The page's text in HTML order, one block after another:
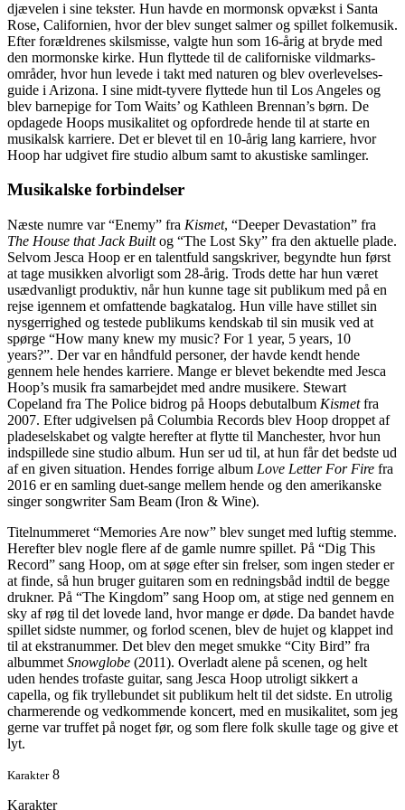
djævelen i sine tekster. Hun havde en mormonsk opvækst i Santa
Rose, Californien, hvor der blev sunget salmer og spillet folkemusik.
Efter forældrenes skilsmisse, valgte hun som 16-årig at bryde med
den mormonske kirke. Hun flyttede til de californiske vildmarks-
områder, hvor hun levede i takt med naturen og blev overlevelses-
guide i Arizona. I sine midt-tyvere flyttede hun til Los Angeles og
blev barnepige for Tom Waits’ og Kathleen Brennan’s børn. De
opdagede Hoops musikalitet og opfordrede hende til at starte en
musikalsk karriere. Det er blevet til en 10-årig lang karriere, hvor
Hoop har udgivet fire studio album samt to akustiske samlinger.
Musikalske forbindelser
Næste numre var “Enemy” fra Kismet, “Deeper Devastation” fra
The House that Jack Builtog “The Lost Sky” fra den aktuelle plade.
Selvom Jesca Hoop er en talentfuld sangskriver, begyndte hun først
at tage musikken alvorligt som 28-årig. Trods dette har hun været
usædvanligt produktiv, når hun kunne tage sit publikum med på en
rejse igennem et omfattende bagkatalog. Hun ville have stillet sin
nysgerrighed og testede publikums kendskab til sin musik ved at
spørge “How many knew my music? For 1 year, 5 years, 10
years?”. Der var en håndfuld personer, der havde kendt hende
gennem hele hendes karriere. Mange er blevet bekendte med Jesca
Hoop’s musik fra samarbejdet med andre musikere. Stewart
Copeland fra The Police bidrog på Hoops debutalbum Kismetfra
2007. Efter udgivelsen på Columbia Records blev Hoop droppet af
pladeselskabet og valgte herefter at flytte til Manchester, hvor hun
indspillede sine studio album. Hun ser ud til, at hun får det bedste ud
af en given situation. Hendes forrige album Love Letter For Fire fra
2016 er en samling duet-sange mellem hende og den amerikanske
singer songwriter Sam Beam (Iron & Wine).
Titelnummeret “Memories Are now” blev sunget med luftig stemme.
Herefter blev nogle flere af de gamle numre spillet. På “Dig This
Record” sang Hoop, om at søge efter sin frelser, som ingen steder er
at finde, så hun bruger guitaren som en redningsbåd indtil de begge
drukner. På “The Kingdom” sang Hoop om, at stige ned gennem en
sky af røg til det lovede land, hvor mange er døde. Da bandet havde
spillet sidste nummer, og forlod scenen, blev de hujet og klappet ind
til at ekstranummer. Det blev den meget smukke “City Bird” fra
albummet Snowglobe (2011). Overladt alene på scenen, og helt
uden hendes trofaste guitar, sang Jesca Hoop utroligt sikkert a
capella, og fik tryllebundet sit publikum helt til det sidste. En utrolig
charmerende og vedkommende koncert, med en musikalitet, som jeg
gerne var truffet på noget før, og som flere folk skulle tage og give et
lyt.
Karakter 8
Karakter